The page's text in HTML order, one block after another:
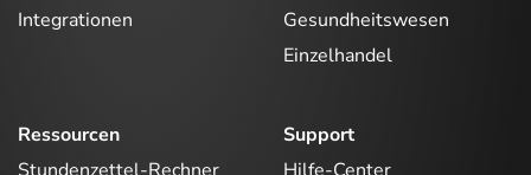
Integrationen
Gesundheitswesen
Einzelhandel
Ressourcen
Support